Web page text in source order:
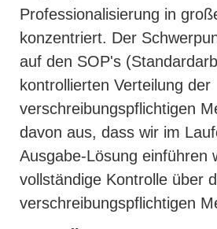
Professionalisierung in
konzentriert. Der
auf den SOP's
kontrollierten Verteilung der
verschreibungspflichtigen
davon aus, dass wir im
Ausgabe-Lösung einführen
vollständige Kontrolle über
verschreibungspflichtigen